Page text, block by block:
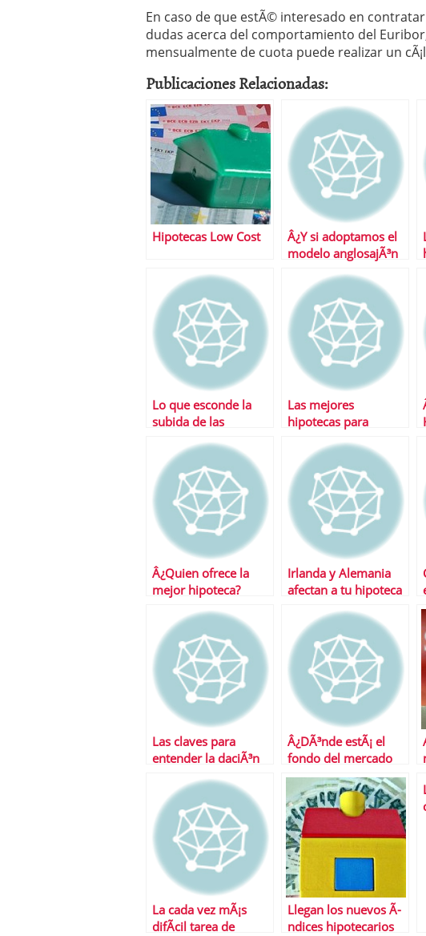
En caso de que estÃ© interesado en
dudas acerca del comportamiento del
mensualmente de cuota puede realizar un
Publicaciones Relacionadas:
Hipotecas Low Cost
Â¿Y si adoptamos el
modelo anglosajÃ³n
hipoteca?
Lo que esconde la
subida de las
Las mejores
hipotecas para
Â¿Quien ofrece la
mejor hipoteca?
misterio
Irlanda y Alemania
afectan a tu hipoteca
Las claves para
entender la daciÃ³n
Â¿DÃ³nde estÃ¡ el
fondo del mercado
mercado
inmobiliario?
La cada vez mÃ¡s
difÃ­cil tarea de
Llegan los nuevos Ã­
ndices hipotecarios